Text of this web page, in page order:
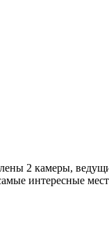
2 камеры,
интересные